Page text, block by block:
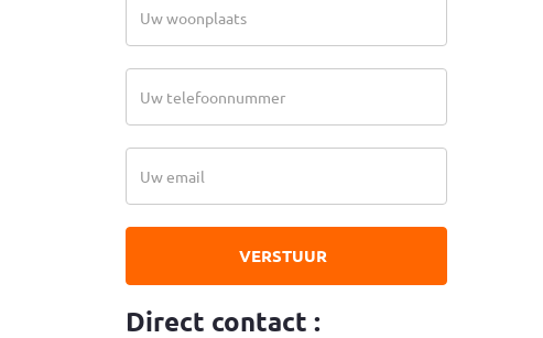
VERSTUUR
Direct contact :